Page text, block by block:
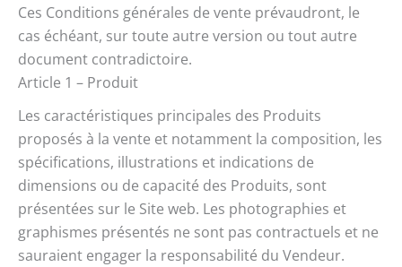
Ces Conditions générales de vente prévaudront, le
cas échéant, sur toute autre version ou tout autre
document contradictoire.
Article 1 – Produit
Les caractéristiques principales des Produits
proposés à la vente et notamment la composition, les
spécifications, illustrations et indications de
dimensions ou de capacité des Produits, sont
présentées sur le Site web. Les photographies et
graphismes présentés ne sont pas contractuels et ne
sauraient engager la responsabilité du Vendeur.